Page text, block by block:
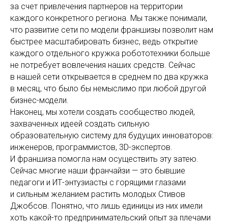
за счет привлечения партнеров на территории
каждого конкретного региона. Мы также понимали,
что развитие сети по модели франшизы позволит нам
быстрее масштабировать бизнес, ведь открытие
каждого отдельного кружка робототехники больше
не потребует вовлечения наших средств. Сейчас
в нашей сети открывается в среднем по два кружка
в месяц, что было бы немыслимо при любой другой
бизнес-модели.
Наконец, мы хотели создать сообщество людей,
захваченных идеей создать сильную
образовательную систему для будущих инноваторов:
инженеров, программистов, 3D-экспертов.
И франшиза помогла нам осуществить эту затею.
Сейчас многие наши франчайзи — это бывшие
педагоги и ИТ-энтузиасты с горящими глазами
и сильным желанием растить молодых Стивов
Джобсов. Понятно, что лишь единицы из них имели
хоть какой-то предпринимательский опыт за плечами